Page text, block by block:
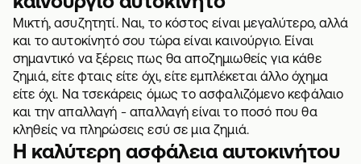
Μικτή, ασυζητητί. Ναι, το κόστος είναι μεγαλύτερο, αλλά
και το αυτοκίνητό σου τώρα είναι καινούργιο. Είναι
σημαντικό να ξέρεις πως θα αποζημιωθείς για κάθε
ζημιά, είτε φταις είτε όχι, είτε εμπλέκεται άλλο όχημα
είτε όχι. Να τσεκάρεις όμως το ασφαλιζόμενο κεφάλαιο
και την απαλλαγή - απαλλαγή είναι το ποσό που θα
κληθείς να πληρώσεις εσύ σε μια ζημιά.
Η καλύτερη ασφάλεια αυτοκινήτου